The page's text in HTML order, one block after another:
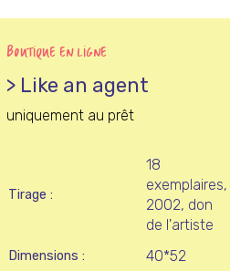
BOUTIQUE EN LIGNE
> Like an agent
uniquement au prêt
Tirage
18
exemplaires,
2002, don
de l'artiste
Dimensions 40*52